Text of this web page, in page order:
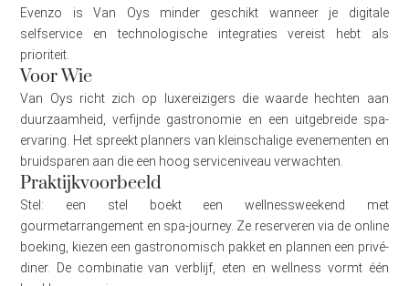
Evenzo is Van Oys minder geschikt wanneer je digitale
selfservice en technologische integraties vereist hebt als
prioriteit.
Voor Wie
Van Oys richt zich op luxereizigers die waarde hechten aan
duurzaamheid, verfijnde gastronomie en een uitgebreide spa-
ervaring. Het spreekt planners van kleinschalige evenementen en
bruidsparen aan die een hoog serviceniveau verwachten.
Praktijkvoorbeeld
Stel: een stel boekt een wellnessweekend met
gourmetarrangement en spa-journey. Ze reserveren via de online
boeking, kiezen een gastronomisch pakket en plannen een privé-
diner. De combinatie van verblijf, eten en wellness vormt één